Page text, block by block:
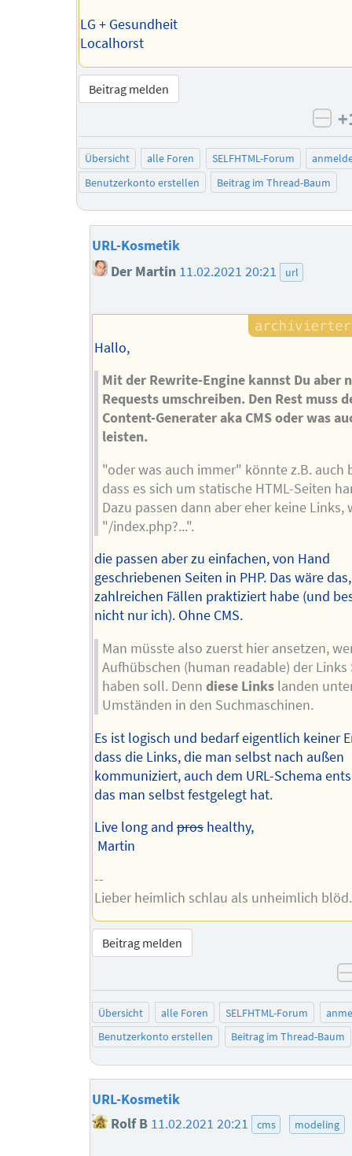
LG + Gesundheit
Localhorst
Beitrag melden
Übersicht alle Foren SELFHTML-Forum
Benutzerkonto erstellen
Beitrag im Thread-Baum
URL-Kosmetik
Der Martin 11.02.2021 20:21 url
Hallo,
Mit der Rewrite-Engine kannst Du aber
Requests umschreiben. Den Rest muss
Content-Generater aka CMS oder was
leisten.
"oder was auch immer" könnte z.B. auch
dass es sich um statische HTML-Seiten
Dazu passen dann aber eher keine Links,
"/index.php?...".
die passen aber zu einfachen, von Hand
geschriebenen Seiten in PHP. Das wäre
zahlreichen Fällen praktiziert habe (und
nicht nur ich). Ohne CMS.
Man müsste also zuerst hier ansetzen,
Aufhübschen (human readable) der Links
haben soll. Denn diese Linkslanden
Umständen in den Suchmaschinen.
Es ist logisch und bedarf eigentlich keiner
dass die Links, die man selbst nach außen
kommuniziert, auch dem URL-Schema
das man selbst festgelegt hat.
Live long andproshealthy,
Martin
--
Lieber heimlich schlau als unheimlich blöd.
Beitrag melden
Übersicht alle Foren SELFHTML-Forum
Benutzerkonto erstellen
Beitrag im Thread-Baum
URL-Kosmetik
Rolf B 11.02.2021 20:21 cms modeling